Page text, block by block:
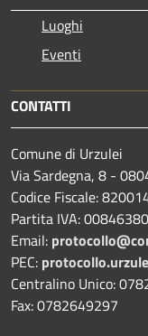
Luoghi
Eventi
CONTATTI
Comune di Urzulei
Via Sardegna, 8 -
Codice Fiscale:
Partita IVA:
Email:
PEC:
Centralino Unico:
Fax: 0782649297